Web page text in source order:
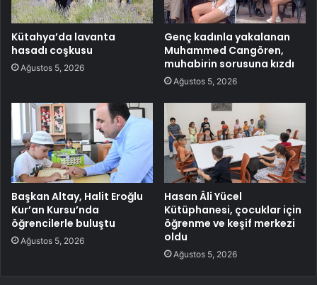
Kütahya’da lavanta
hasadı coşkusu
Ağustos 5, 2026
Genç kadınla yakalanan
Muhammed Cangören,
muhabirin sorusuna kızdı
Ağustos 5, 2026
Başkan Altay, Halit Eroğlu
Kur’an Kursu’nda
öğrencilerle buluştu
Ağustos 5, 2026
Hasan Âli Yücel
Kütüphanesi, çocuklar için
öğrenme ve keşif merkezi
oldu
Ağustos 5, 2026